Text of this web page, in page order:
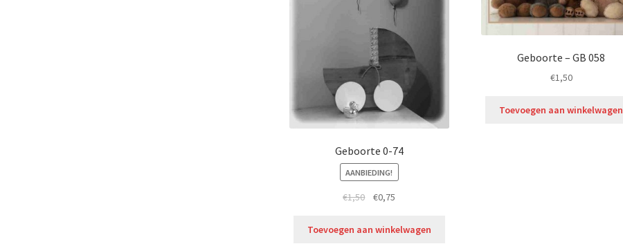
Geboorte 0-74
AANBIEDING!
€1,50 €0,75
Toevoegen aan winkelwagen
Geboorte – GB 058
€1,50
Toevoegen aan winkelwagen